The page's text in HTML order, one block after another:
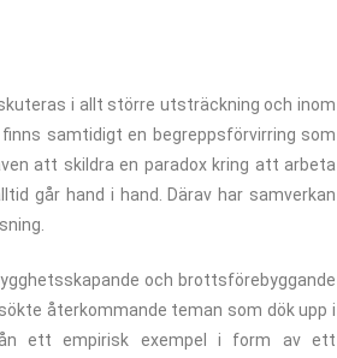
i allt större utsträckning och inom
samtidigt en begreppsförvirring som
att skildra en paradox kring att arbeta
går hand i hand. Därav har samverkan
och brottsförebyggande
återkommande teman som dök upp i
ett empirisk exempel i form av ett